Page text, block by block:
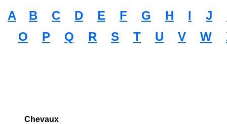
A B C D E F G H I J
O
P Q R S T U V W
Chevaux